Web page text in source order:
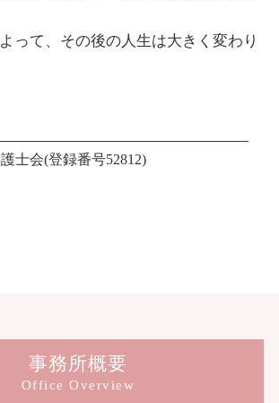
って、その後の人生は大きく変わり
士会(登録番号52812)
事務所概要
Office Overview